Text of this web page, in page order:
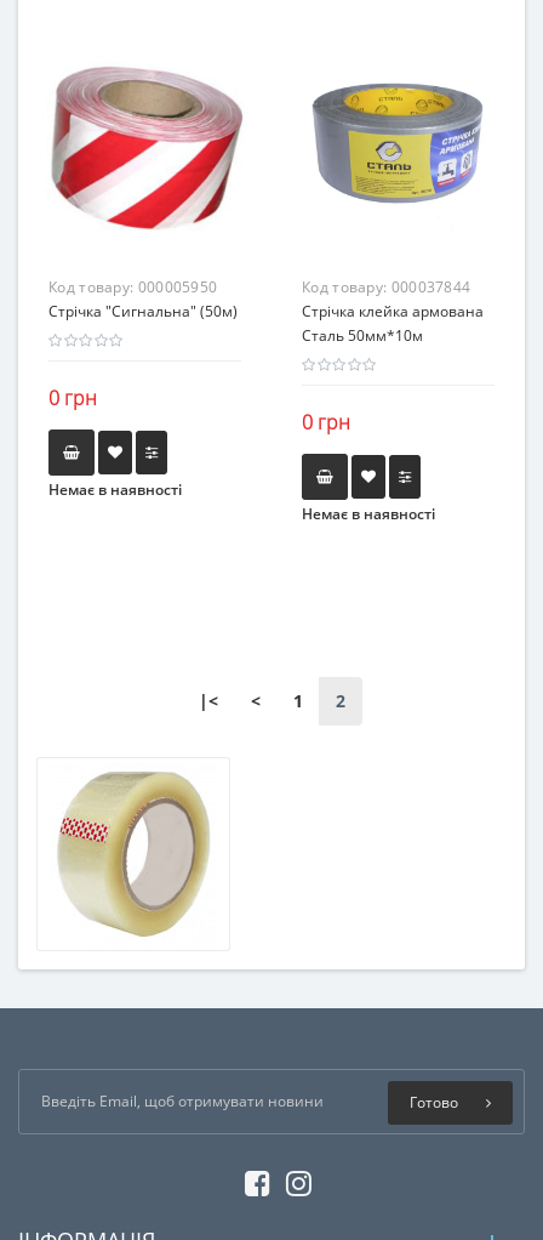
Код товару: 000005950
Стрічка "Сигнальна" (50м)
0 грн
Немає в наявності
Код товару: 000037844
Стрічка клейка армована
Сталь 50мм*10м
0 грн
Немає в наявності
|< < 1 2
Готово